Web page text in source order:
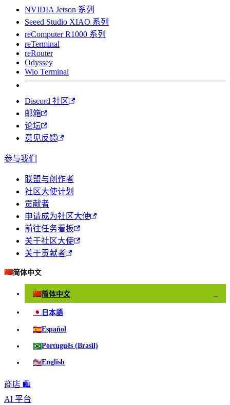
NVIDIA Jetson 系列
Seeed Studio XIAO 系列
reComputer R1000 系列
reTerminal
reRouter
Odyssey
Wio Terminal
Discord 社区
邮箱
论坛
意见反馈
参与我们
联盟与创作者
社区大使计划
贡献者
申请成为社区大使
前往任务看板
关于社区大使
关于贡献者
🇨🇳简体中文
🇨🇳简体中文
🇯🇵 日本語
🇪🇸Español
🇧🇷Português (Brasil)
🇺🇸English
商店 🛍️
AI 平台